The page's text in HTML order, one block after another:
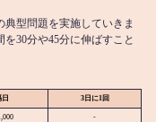
型問題を実施していきま
30分や45分に伸ばすこと
日 3日に1回
-